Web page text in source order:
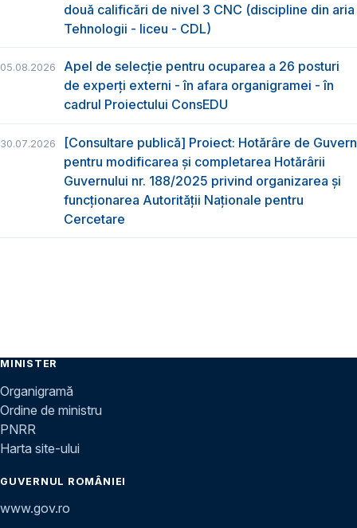
două calificări de nivel 3 CNC (discipline din aria
Tehnologii - liceu - CDL)
05.08.2026
Apel de selecție pentru ocuparea a 26 posturi
de experți externi - în afara organigramei - în
cadrul Proiectului ConsEDU
30.07.2026
[Consultare publică] Proiect: Hotărâre de Guvern
pentru modificarea și completarea Hotărârii
Guvernului nr. 188/2025 privind organizarea şi
funcţionarea Autorităţii Naţionale pentru
Cercetare
MINISTER
Organigramă
Ordine de ministru
PNRR
Harta site-ului
GUVERNUL ROMÂNIEI
www.gov.ro